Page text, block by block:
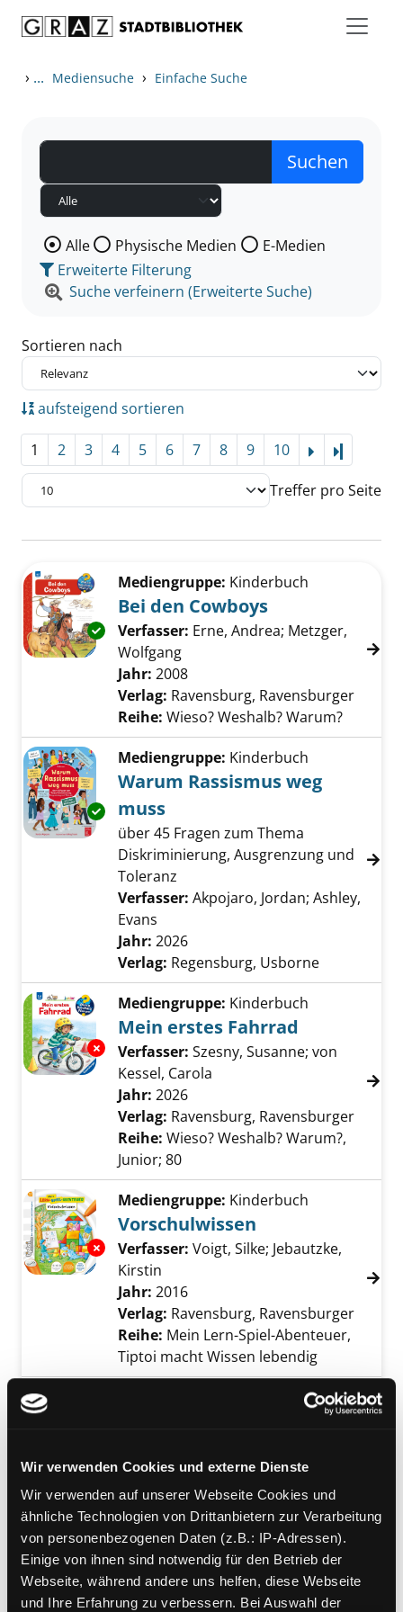
Wir verwenden Cookies und externe Dienste
Wir verwenden auf unserer Webseite Cookies und
ähnliche Technologien von Drittanbietern zur Verarbeitung
von personenbezogenen Daten (z.B.: IP-Adressen).
Einige von ihnen sind notwendig für den Betrieb der
Webseite, während andere uns helfen, diese Webseite
und Ihre Erfahrung zu verbessern. Bei Auswahl der
› ... Mediensuche › Einfache Suche
Wählen Sie die Medienart nach der Sie suchen wollen.
Alle Physische Medien
E-Medien
Erweiterte Filterung
Suche verfeinern (Erweiterte Suche)
Sortieren nach
aufsteigend sortieren
1 2 3 4 5 6 7 8 9 10
Treffer pro Seite
Zu den Suchfiltern springen
Exemplar-Details von Bei den Cowboys
Mediengruppe: Kinderbuch
Bei den Cowboys
Verfasser: Erne, Andrea; Metzger,
Wolfgang Suche nach diesem Verfasser
Jahr: 2008
Verlag: Ravensburg, Ravensburger
Reihe: Wieso? Weshalb? Warum?
Exemplar-Details von Warum Rassismus
Mediengruppe: Kinderbuch
Warum Rassismus weg
muss
über 45 Fragen zum Thema
Diskriminierung, Ausgrenzung und
Toleranz
Verfasser: Akpojaro, Jordan; Ashley,
Evans
Jahr: 2026
Verlag: Regensburg, Usborne
Exemplar-Details von Mein erstes Fahrrad
Mediengruppe: Kinderbuch
Mein erstes Fahrrad
Verfasser: Szesny, Susanne; von
Kessel, Carola Suche nach diesem
Jahr: 2026
Verlag: Ravensburg, Ravensburger
Reihe: Wieso? Weshalb? Warum?,
Junior; 80
Exemplar-Details von Vorschulwissen
Mediengruppe: Kinderbuch
Vorschulwissen
Verfasser: Voigt, Silke; Jebautzke,
Kirstin
Jahr: 2016
Verlag: Ravensburg, Ravensburger
Reihe: Mein Lern-Spiel-Abenteuer,
Tiptoi macht Wissen lebendig
Kinderbuch
Verfasser:Ludwig, Franziska
Jahr:2025
Verlag: Leipzig, Klett Kinderbuch
Exemplar-Details von Coco anzeigen
Mediengruppe:Kinderbuch
Coco
Verfasser:Sánchez Vegara, María